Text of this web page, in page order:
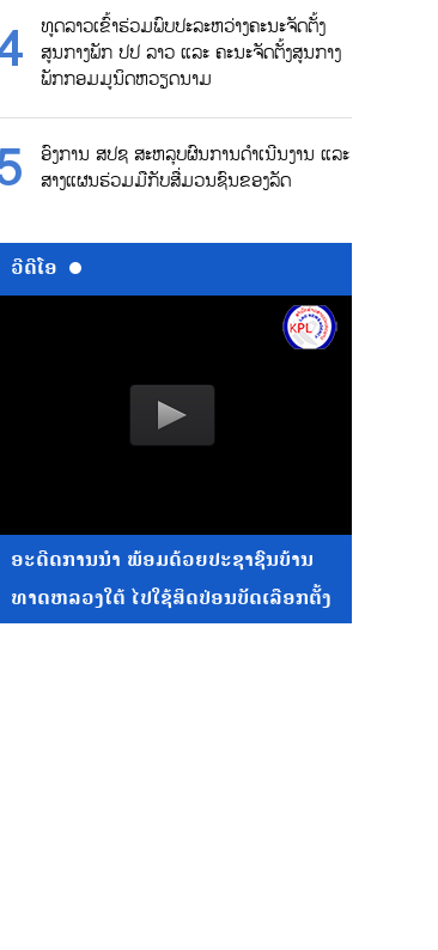
ທູດລາວເຂົ້າຮ່ວມພົບປະລະຫວ່າງຄະນະຈັດຕັ້ງ
ສູນກາງພັກ ປປ ລາວ ແລະ ຄະນະຈັດຕັ້ງສູນກາງ
ພັກກອມມູນິດຫວຽດນາມ
ອົງການ ສປຊ ສະຫລຸບຜົນການດຳເນີນງານ ແລະ
ສາງແຜນຮ່ວມມືກັບສື່ມວນຊົນຂອງລັດ
ວີດີໂອ
ອະດີດການນໍາ ພ້ອມດ້ວຍປະຊາຊົນບ້ານ
ທາດຫລວງໃຕ້ ໄປໃຊ້ສິດປ່ອນບັດເລືອກຕັ້ງ